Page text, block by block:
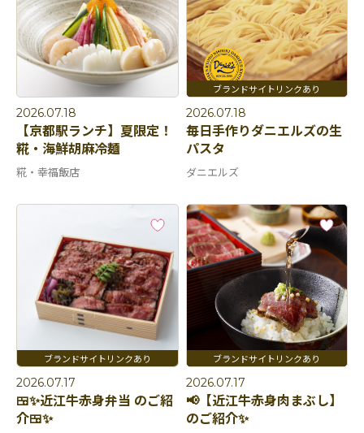
2026.07.18
【京都駅ランチ】夏限定！
糀・海鮮胡麻冷麺
糀・幸福飯店
2026.07.18
毎日手作りダニエルズの生
パスタ
ダニエルズ
2026.07.17
🍱✨近江牛赤身弁当 のご紹
介🍱✨
2026.07.17
📢【近江牛赤身肉まぶし】
のご紹介✨